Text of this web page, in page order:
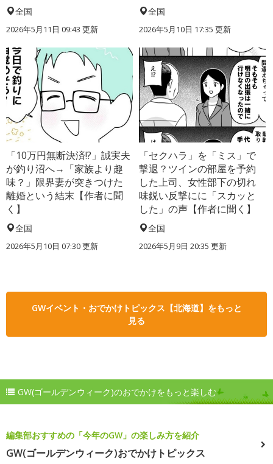
全国
2026年5月11日 09:43 更新
全国
2026年5月10日 17:35 更新
「10万円無断決済!?」誠実夫
が釣り沼へ→「家族より趣
味？」限界妻が突きつけた
離婚という結末【作者に聞
く】
全国
2026年5月10日 07:30 更新
「セクハラ」を「ミス」で
撃退？ツインの部屋を予約
した上司、女性部下の切れ
味鋭い反撃にに「スカッと
した」の声【作者に聞く】
全国
2026年5月9日 20:35 更新
GWイベント・おでかけトピックス【北海道】をもっと
見る
GW(ゴールデンウィーク)のおでかけをもっと楽しむ
編集部おすすめの「今年のGW」の楽しみ方を紹介
GW(ゴールデンウィーク)おでかけトピックス